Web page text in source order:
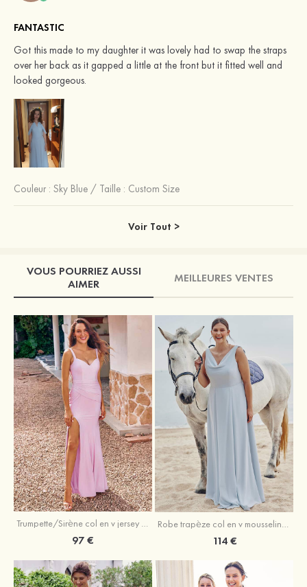
FANTASTIC
Got this made to my daughter it was lovely had to swap the straps
over her back as it gapped a little at the front but it fitted well and
looked gorgeous.
Couleur : Sky Blue / Taille : Custom Size
Voir Tout >
VOUS POURRIEZ AUSSI
AIMER
MEILLEURES VENTES
Trumpette/Sirène col en v jersey ras du sol robe de demoiselle d'honneur
97 € 114 €